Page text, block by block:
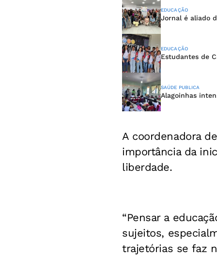
EDUCAÇÃO
Jornal é aliado
EDUCAÇÃO
Estudantes de
SAÚDE PUBLICA
Alagoinhas
A coordenadora de
importância da
liberdade.
“Pensar a
sujeitos,
trajetórias se faz